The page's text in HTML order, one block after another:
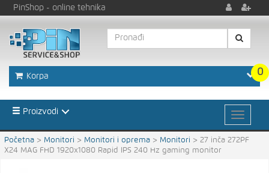
PinShop - online tehnika
0
Korpa
Proizvodi
Početna > Monitori > Monitori i oprema > Monitori >27 inča 272PF
X24 MAG FHD 1920x1080 Rapid IPS 240 Hz gaming monitor